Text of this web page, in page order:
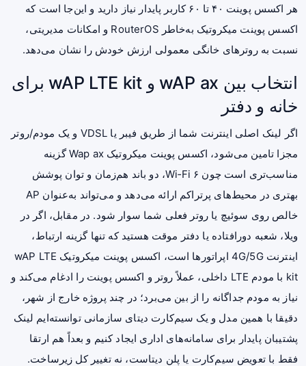
هر اکسس پوینت ۴۰ تا ۶۰ کاربر پایدار نیاز دارید و این‌جا است که
اکسس پوینت میکروتیک به‌خاطر RouterOS و امکانات مدیریتی،
نسبت به روترهای خانگی معمولی ارزش خودش را نشان می‌دهد.
انتخاب بین wAP ax و wAP LTE kit برای
خانه و دفتر
اگر لینک اصلی اینترنت شما از طریق فیبر یا VDSL و یک مودم/روتر
مجزا تامین می‌شود، اکسس پوینت میکروتیک Wap ax گزینه
مناسب‌تری است چون Wi‑Fi ۶، دو باند هم‌زمان و توان پوشش
بهتری در محیط‌های پرتراکم ارائه می‌دهد و می‌تواند به‌عنوان AP
خالص روی سوئیچ یا روتر فعلی شما سوار شود. در مقابل، اگر در
ویلا، شعبه دورافتاده یا دفتر موقت هستید که تنها گزینه ارتباط،
اینترنت 4G/5G اپراتورها است، اکسس پوینت میکروتیک wAP LTE
kit با مودم LTE داخلی، عملاً روتر و اکسس پوینت را ادغام می‌کند و
نیاز به مودم جداگانه را از بین می‌برد؛ در چند پروژه خارج از شهر،
دقیقا با همین مدل و یک سیم‌کارت دیتای سازمانی توانسته‌ایم لینک
پشتیبان پایدار برای سامانه‌های اداری ایجاد کنیم و بعداً هم ارتقا
فقط با تعویض سیم‌کارت یا پلن دیتاست، نه تغییر کل زیرساخت.